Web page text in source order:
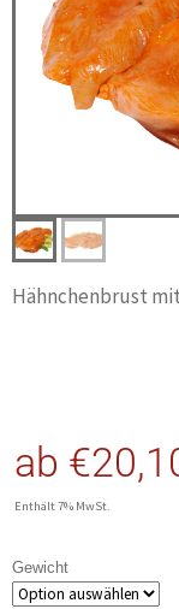
Hähnchenbrust
ab €
Enthält 7% MwSt.
Gewicht